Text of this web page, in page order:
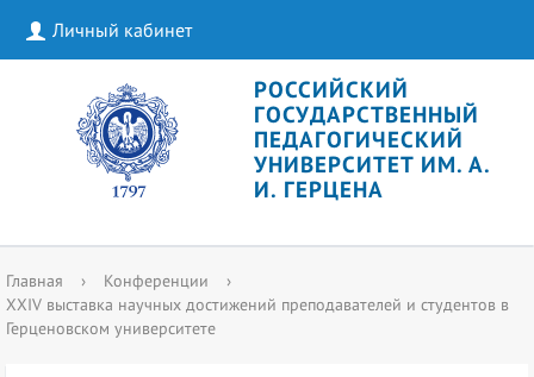
Личный кабинет
РОССИЙСКИЙ
ГОСУДАРСТВЕННЫЙ
ПЕДАГОГИЧЕСКИЙ
УНИВЕРСИТЕТ ИМ. А.
И. ГЕРЦЕНА
Главная › Конференции
›
XXIV выставка научных достижений преподавателей и студентов в
Герценовском университете